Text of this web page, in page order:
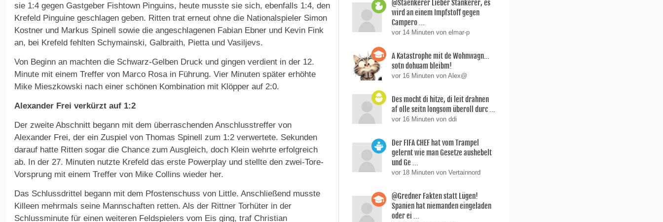
sie 1:4 gegen Gastgeber Fishtown Pinguins, heute musste sie sich, ebenfalls 1:4, den
Krefeld Pinguine geschlagen geben. Ritten trat erneut ohne die Nationalspieler Simon
Kostner und Markus Spinell sowie die angeschlagenen Fabian Ebner und Kevin Fink
an, bei Krefeld fehlten Schymainski, Galbraith, Pietta und Vasiljevs.
Von Beginn an machten die Schwarz-Gelben Druck und gingen verdient in der 12.
Minute mit einem Treffer von Marco Rosa in Führung. Vier Minuten später erhöhte
Mike Mieszkowski nach einer schönen Kombination mit Klöpper auf 2:0.
Alexander Frei verkürzt auf 1:2
Der zweite Abschnitt begann mit dem überraschenden Anschlusstreffer von
Alexander Frei, der ein Zuspiel von Thomas Spinell zum 1:2 verwertete. Sekunden
darauf hatte Ritten sogar die Chance zum Ausgleich, doch Klein wehrte erfolgreich
ab. In der 27. Minuten nutzte Krefeld das erste Powerplay und stellte den zwei-Tore-
Vorsprung mit einem Treffer von Mike Collins wieder her.
Das Schlussdrittel begann mit dem Pfostenschuss von Little. Anschließend musste
Killeen mehrmals seine Mannschaften retten. Als der Rittner Torhüter in der
Schlussminute für einen weiteren Feldspielers vom Eis ging, traf Christian
@Staenkerer Lieber Stänkerer, es
wird an einem Impfstoff gegen
Campero ...
vor 14 Minuten von elmar-p
A Katastrophe mit de Wohnwagn…
sotn dohuam bleibm!
vor 16 Minuten von Alex@
Des mocht di hitze, di leit drahnen
af olle seitn longsom überoll durc ...
vor 16 Minuten von ddi
Der FIFA CHEF hat vom Trampel
gelernt wie man Gesetze aushebelt
und Ge ...
vor 18 Minuten von Vertainnord
@Gredner Fakten statt Lügen!
Spanien hat niemanden eingeladen
oder ei ...